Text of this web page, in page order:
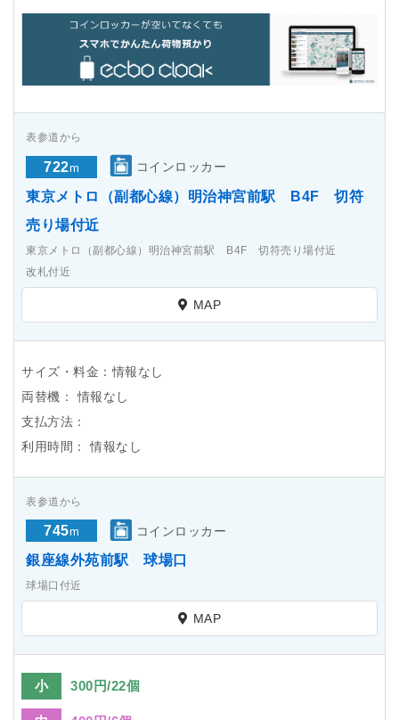
表参道から
722m コインロッカー
東京メトロ（副都心線）明治神宮前駅 B4F 切符
売り場付近
東京メトロ（副都心線）明治神宮前駅 B4F 切符売り場付近
改札付近
MAP
サイズ・料金：情報なし
両替機：
情報なし
支払方法：
利用時間：
情報なし
表参道から
745m コインロッカー
銀座線外苑前駅 球場口
球場口付近
MAP
小 300円/22個